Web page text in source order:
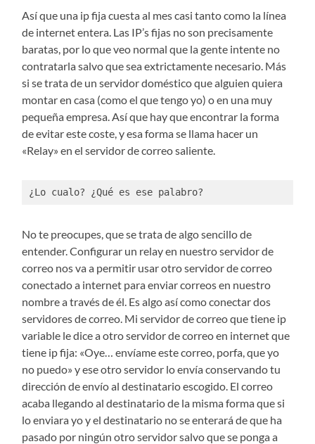
Así que una ip fija cuesta al mes casi tanto como la línea
de internet entera. Las IP’s fijas no son precisamente
baratas, por lo que veo normal que la gente intente no
contratarla salvo que sea extrictamente necesario. Más
si se trata de un servidor doméstico que alguien quiera
montar en casa (como el que tengo yo) o en una muy
pequeña empresa. Así que hay que encontrar la forma
de evitar este coste, y esa forma se llama hacer un
«Relay» en el servidor de correo saliente.
¿Lo cualo? ¿Qué es ese palabro?
No te preocupes, que se trata de algo sencillo de
entender. Configurar un relay en nuestro servidor de
correo nos va a permitir usar otro servidor de correo
conectado a internet para enviar correos en nuestro
nombre a través de él. Es algo así como conectar dos
servidores de correo. Mi servidor de correo que tiene ip
variable le dice a otro servidor de correo en internet que
tiene ip fija: «Oye… envíame este correo, porfa, que yo
no puedo» y ese otro servidor lo envía conservando tu
dirección de envío al destinatario escogido. El correo
acaba llegando al destinatario de la misma forma que si
lo enviara yo y el destinatario no se enterará de que ha
pasado por ningún otro servidor salvo que se ponga a